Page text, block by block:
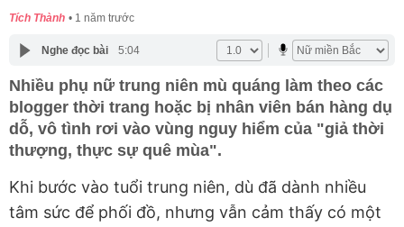
Tích Thành 1 năm trước
Nghe đọc bài 5:04
Nhiều phụ nữ trung niên mù quáng làm theo các
blogger thời trang hoặc bị nhân viên bán hàng dụ
dỗ, vô tình rơi vào vùng nguy hiểm của "giả thời
thượng, thực sự quê mùa".
Khi bước vào tuổi trung niên, dù đã dành nhiều
tâm sức để phối đồ, nhưng vẫn cảm thấy có một